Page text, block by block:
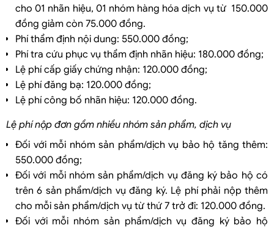
cho 01 nhãn hiệu, 01 nhóm hàng hóa dịch vụ từ 150.000
đồng giảm còn 75.000 đồng.
Phí thẩm định nội dung: 550.000 đồng;
Phí tra cứu phục vụ thẩm định nhãn hiệu: 180.000 đồng;
Lệ phí cấp giấy chứng nhận: 120.000 đồng;
Lệ phí đăng bạ: 120.000 đồng;
Lệ phí công bố nhãn hiệu: 120.000 đồng.
Lệ phí nộp đơn gồm nhiều nhóm sản phẩm, dịch vụ
Đối với mỗi nhóm sản phẩm/dịch vụ bảo hộ tăng thêm:
550.000 đồng;
Đối với mỗi nhóm sản phẩm/dịch vụ đăng ký bảo hộ có
trên 6 sản phẩm/dịch vụ đăng ký. Lệ phí phải nộp thêm
cho mỗi sản phẩm/dịch vụ từ thứ 7 trở đi: 120.000 đồng.
Đối với mỗi nhóm sản phẩm/dịch vụ đăng ký bảo hộ